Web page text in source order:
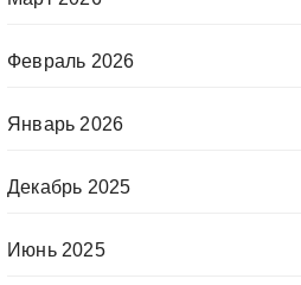
Февраль 2026
Январь 2026
Декабрь 2025
Июнь 2025